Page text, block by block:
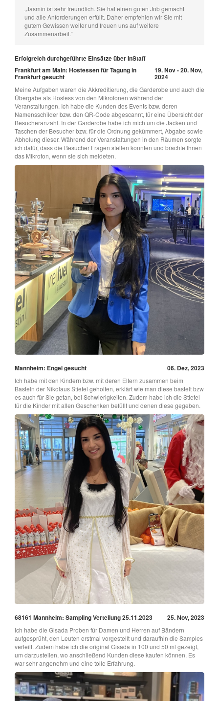
„Jasmin ist sehr freundlich. Sie hat einen guten Job gemacht
und alle Anforderungen erfüllt. Daher empfehlen wir Sie mit
gutem Gewissen weiter und freuen uns auf weitere
Zusammenarbeit.“
Erfolgreich durchgeführte Einsätze über InStaff
Frankfurt am Main: Hostessen für Tagung in
Frankfurt gesucht
19. Nov - 20. Nov,
2024
Meine Aufgaben waren die Akkreditierung, die Garderobe und auch die
Übergabe als Hostess von den Mikrofonen während der
Veranstaltungen. Ich habe die Kunden des Events bzw. deren
Namensschilder bzw. den QR-Code abgescannt, für eine Übersicht der
Besucheranzahl. In der Garderobe habe ich mich um die Jacken und
Taschen der Besucher bzw. für die Ordnung gekümmert, Abgabe sowie
Abholung dieser. Während der Veranstaltungen in den Räumen sorgte
ich dafür, dass die Besucher Fragen stellen konnten und brachte Ihnen
das Mikrofon, wenn sie sich meldeten.
Mannheim: Engel gesucht 06. Dez, 2023
Ich habe mit den Kindern bzw. mit deren Eltern zusammen beim
Basteln der Nikolaus Stiefel geholfen, erklärt wie man diese bastelt bzw
es auch für Sie getan, bei Schwierigkeiten. Zudem habe ich die Stiefel
für die Kinder mit allen Geschenken befüllt und denen diese gegeben.
68161 Mannheim: Sampling Verteilung 25.11.2023 25. Nov, 2023
Ich habe die Gisada Proben für Damen und Herren auf Bändern
aufgesprüht, den Leuten erstmal vorgestellt und daraufhin die Samples
verteilt. Zudem habe ich die original Gisada in 100 und 50 ml gezeigt,
um darzustellen, wo anschließend Kunden diese kaufen können. Es
war sehr angenehm und eine tolle Erfahrung.